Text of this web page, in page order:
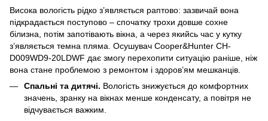
Висока вологість рідко з’являється раптово: зазвичай вона
підкрадається поступово – спочатку трохи довше сохне
білизна, потім запотівають вікна, а через якийсь час у кутку
з’являється темна пляма. Осушувач Cooper&Hunter CH-
D009WD9-20LDWF дає змогу перехопити ситуацію раніше, ніж
вона стане проблемою з ремонтом і здоров’ям мешканців.
Спальні та дитячі. Вологість знижується до комфортних
значень, зранку на вікнах менше конденсату, а повітря не
відчувається важким.